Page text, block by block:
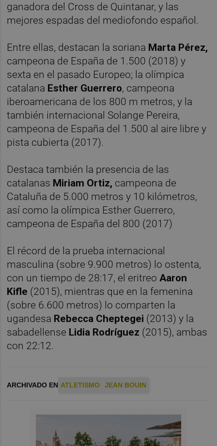
ganadora del Cross de Quintanar, y las
mejores espadas del mediofondo español.
Entre ellas, destacan la soriana Marta Pérez,
campeona de España de 1.500 (2018) y
sexta en el pasado Europeo; la olímpica
catalana Esther Guerrero, campeona
iberoamericana de los 800 m metros, y la
también internacional Solange Pereira,
campeona de España del 1.500 al aire libre y
pista cubierta (2017).
Destaca también la presencia de las
catalanas Miriam Ortiz, campeona de
Cataluña de 5.000 metros y 10 kilómetros,
así como la olímpica Esther Guerrero,
campeona de España del 800 (2017)
El récord de la prueba internacional
masculina (sobre 9.900 metros) lo ostenta,
con un tiempo de 28:17, el eritreo Aaron
Kifle (2015), mientras que en la femenina
(sobre 6.600 metros) lo comparten la
ugandesa Rebecca Cheptegei (2013) y la
sabadellense Lidia Rodríguez (2015), ambas
con 22:12.
ARCHIVADO EN ATLETISMO JEAN BOUIN